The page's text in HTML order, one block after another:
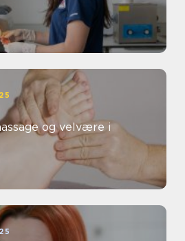
og velvære i